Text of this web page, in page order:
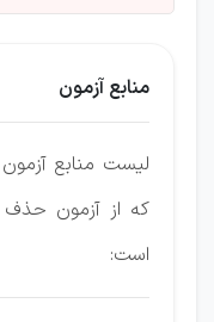
منابع آزمون
لیست منابع
كه از آزمون
است: